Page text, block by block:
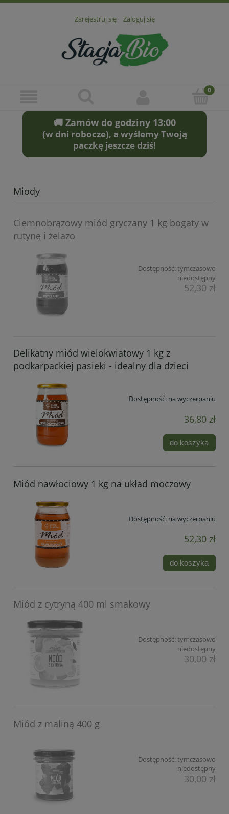
Zarejestruj się Zaloguj się
🚚 Zamów do godziny 13:00
(w dni robocze), a wyślemy Twoją
paczkę jeszcze dziś!
Miody
Ciemnobrązowy miód gryczany 1 kg bogaty w
rutynę i żelazo
Dostępność: tymczasowo
niedostępny
52,30 zł
Delikatny miód wielokwiatowy 1 kg z
podkarpackiej pasieki - idealny dla dzieci
Dostępność: na wyczerpaniu
36,80 zł
do koszyka
Miód nawłociowy 1 kg na układ moczowy
Dostępność: na wyczerpaniu
52,30 zł
do koszyka
Miód z cytryną 400 ml smakowy
Dostępność: tymczasowo
niedostępny
30,00 zł
Miód z maliną 400 g
Dostępność: tymczasowo
niedostępny
30,00 zł